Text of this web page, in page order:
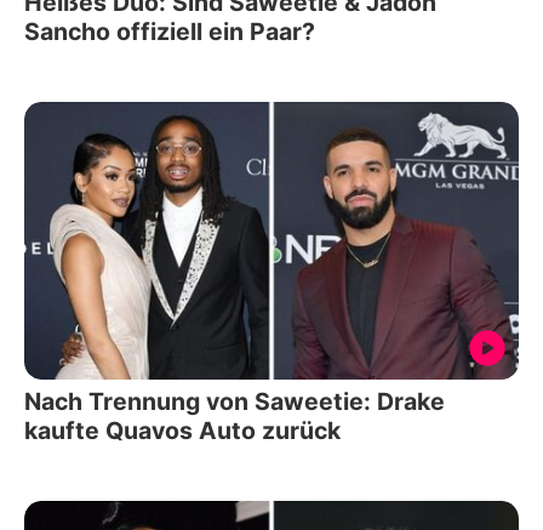
Sancho offiziell ein Paar?
Nach Trennung von Saweetie: Drake
kaufte Quavos Auto zurück